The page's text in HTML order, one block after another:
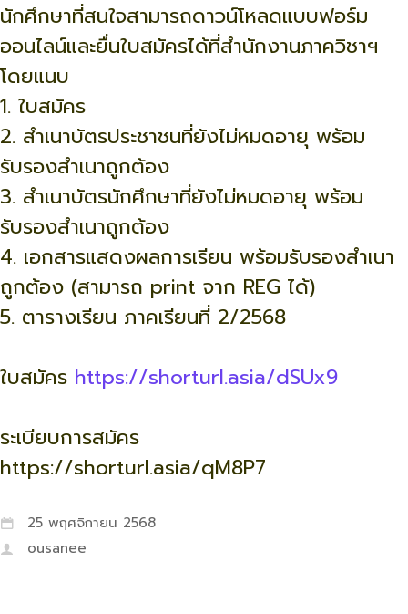
นักศึกษาที่สนใจสามารถดาวน์โหลดแบบฟอร์ม
ออนไลน์และยื่นใบสมัครได้ที่สำนักงานภาควิชาฯ
โดยแนบ
1. ใบสมัคร
2. สำเนาบัตรประชาชนที่ยังไม่หมดอายุ พร้อม
รับรองสำเนาถูกต้อง
3. สำเนาบัตรนักศึกษาที่ยังไม่หมดอายุ พร้อม
รับรองสำเนาถูกต้อง
4. เอกสารแสดงผลการเรียน พร้อมรับรองสำเนา
ถูกต้อง (สามารถ print จาก REG ได้)
5. ตารางเรียน ภาคเรียนที่ 2/2568
ใบสมัคร https://shorturl.asia/dSUx9
ระเบียบการสมัคร
https://shorturl.asia/qM8P7
25 พฤศจิกายน 2568
ousanee